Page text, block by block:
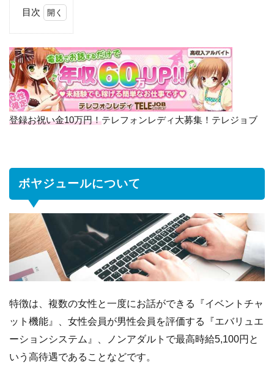
目次
ヤ
ジ
ュ
ー
ル
に
2
ボ
ヤ
ジ
ュ
ー
酬
仕
事
登録お祝い金10万円！テレフォンレディ大募集！テレジョブ
ボヤジュールについて
特徴は、複数の女性と一度にお話ができる『イベントチャ
ット機能』、女性会員が男性会員を評価する『エバリュエ
ーションシステム』、ノンアダルトで最高時給5,100円と
いう高待遇であることなどです。